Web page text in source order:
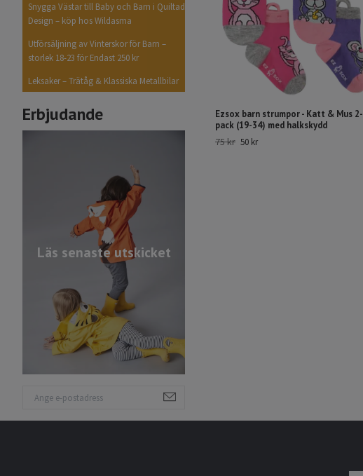
Snygga Västar till Baby och Barn i Quiltad
Design – köp hos Wildasma
Utförsäljning av Vinterskor för Barn –
storlek 18-23 för Endast 250 kr
Leksaker – Trätåg & Klassiska Metallbilar
Erbjudande
Läs senaste utskicket
Ezsox barn strumpor - Katt & Mus 2-
pack (19-34) med halkskydd
75 kr 50 kr